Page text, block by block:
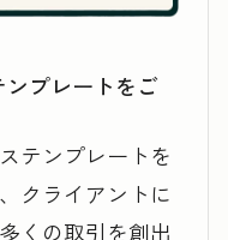
プレートをご
テンプレートを
クライアントに
くの取引を創出